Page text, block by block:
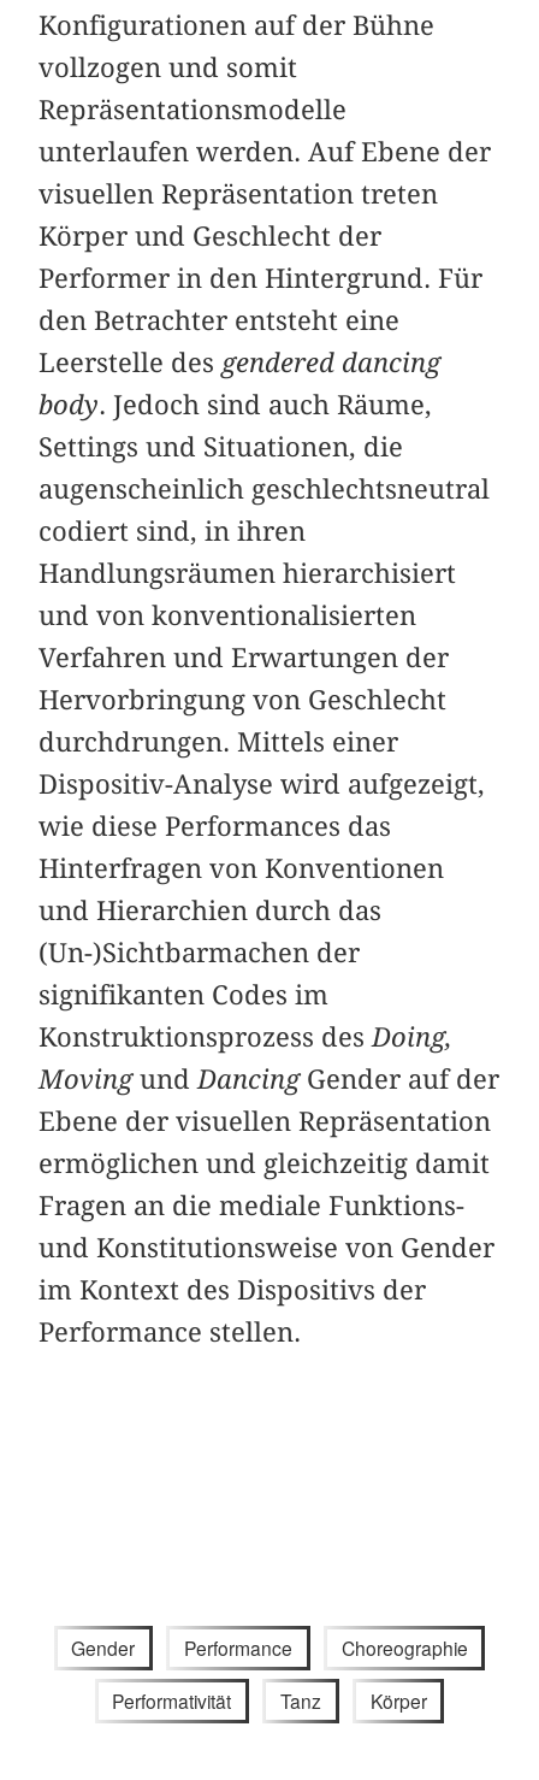
Konfigurationen auf der Bühne
vollzogen und somit
Repräsentationsmodelle
unterlaufen werden. Auf Ebene der
visuellen Repräsentation treten
Körper und Geschlecht der
Performer in den Hintergrund. Für
den Betrachter entsteht eine
Leerstelle des gendered dancing
body. Jedoch sind auch Räume,
Settings und Situationen, die
augenscheinlich geschlechtsneutral
codiert sind, in ihren
Handlungsräumen hierarchisiert
und von konventionalisierten
Verfahren und Erwartungen der
Hervorbringung von Geschlecht
durchdrungen. Mittels einer
Dispositiv-Analyse wird aufgezeigt,
wie diese Performances das
Hinterfragen von Konventionen
und Hierarchien durch das
(Un-)Sichtbarmachen der
signifikanten Codes im
Konstruktionsprozess des Doing,
Movingund DancingGender auf der
Ebene der visuellen Repräsentation
ermöglichen und gleichzeitig damit
Fragen an die mediale Funktions-
und Konstitutionsweise von Gender
im Kontext des Dispositivs der
Performance stellen.
Gender Performance Choreographie
Performativität Tanz Körper